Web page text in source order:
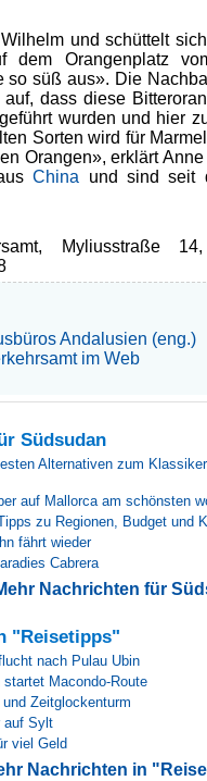
und schüttelt
dem Orangenplatz
so süß aus». Die
dass diese
wurden und hier
Sorten wird für
Orangen», erklärt
China und sind seit
Myliusstraße
Andalusien (eng.)
im Web
Südsudan
Alternativen zum Klassiker
auf Mallorca am schönsten
zu Regionen, Budget und
fährt wieder
Cabrera
Nachrichten für
"Reisetipps"
nach Pulau Ubin
Macondo-Route
Zeitglockenturm
auf Sylt
viel Geld
Nachrichten in